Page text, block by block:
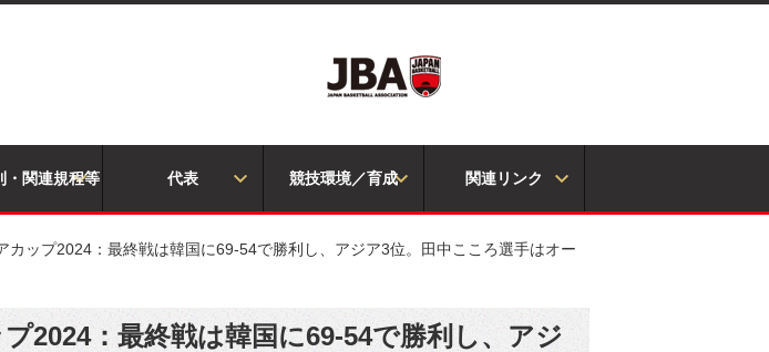
・関連規程等 代表 競技環境／育成 関連リンク
カップ2024：最終戦は韓国に69-54で勝利し、アジア3位。田中こころ選手はオー
2024：最終戦は韓国に69-54で勝利し、アジ